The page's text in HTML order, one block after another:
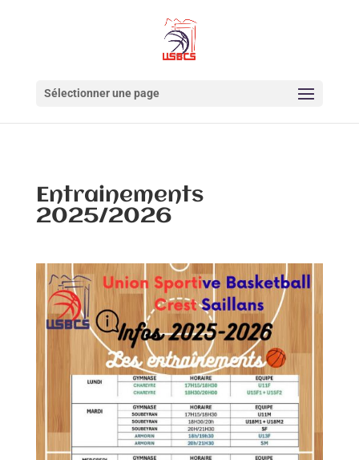
Sélectionner une page
Entrainements
2025/2026